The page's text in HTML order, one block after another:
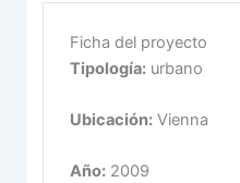
Ficha del proyecto
Tipología:urbano
Ubicación:Vienna
Año:2009